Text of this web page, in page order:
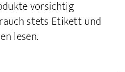
vorsichtig
stets Etikett und
lesen.